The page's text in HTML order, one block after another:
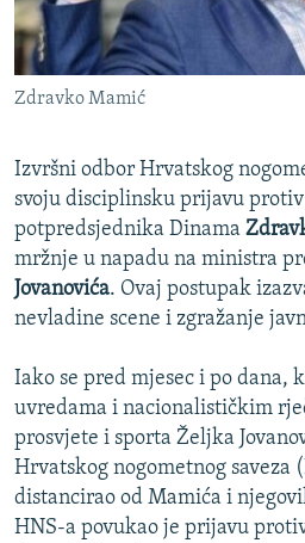
VIŠE OD NASLOVA
GENOCID U SREBRENICI
POPLAVE I KLIZIŠTA U BIH 2024.
POST SCRIPTUM
MOJA EVROPA
TRI DECENIJE OD RATA U BIH
SVE KARTE DEJTONA
NASTANAK I RASPAD JUGOSLAVIJE
PRATITE NAS
Sve RFE/RL stranice
Zdravko Mamić
Izvršni odbor Hrvatskog
svoju disciplinsku prijavu
potpredsjednika Dinama
mržnje u napadu na ministra
Jovanovića. Ovaj postupak
nevladine scene i zgražanje
Iako se pred mjesec i po dana,
uvredama i nacionalističkim
prosvjete i sporta Željka
Hrvatskog nogometnog saveza
distancirao od Mamića i
HNS-a povukao je prijavu